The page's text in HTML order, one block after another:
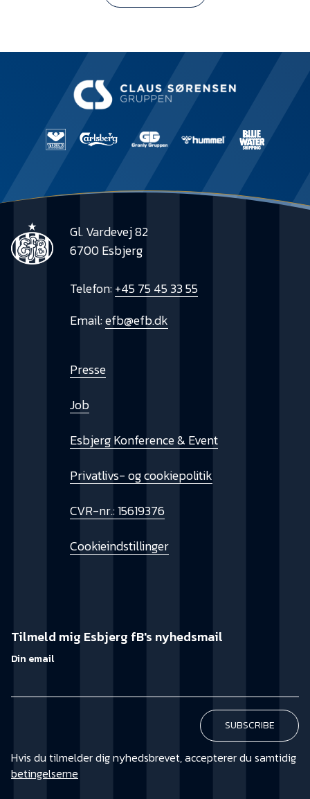
Gl. Vardevej 82
6700 Esbjerg
Telefon:+45 75 45 33 55
Email:efb@efb.dk
Presse
Job
Esbjerg Konference & Event
Privatlivs- og cookiepolitik
CVR-nr.: 15619376
Cookieindstillinger
Tilmeld mig Esbjerg fB's nyhedsmail
Din email
Hvis du tilmelder dig nyhedsbrevet, accepterer du samtidig
betingelserne